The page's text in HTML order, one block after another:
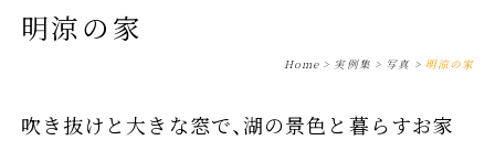
明涼の家
Home > 実例集 > 写真 > 明涼の家
吹き抜けと大きな窓で、湖の景色と暮らすお家